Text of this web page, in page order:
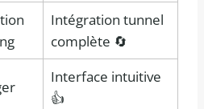
Intégration tunnel
complète 🔄
Interface intuitive
👍